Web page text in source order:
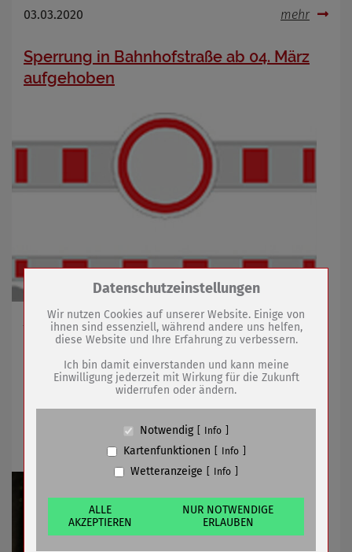
03.03.2020 mehr
Sperrung in Bahnhofstraße ab 04. März
aufgehoben
Am 05. und 06. März Sperrung im Bereich Parkweg
03.03.2020 mehr
Amtszeit 2020-2022 gesucht
Zum Betrieb der Seite notwendige Cookies /
Name
PHP Session Cookie
Anbieter
Eigentümer dieser Website (Wenko-
Wenselaar GmbH & Co. KG)
Absicherung Kontaktformular / SPAM
Cookiespeicherung Entscheidungscookie
Anbieter
Eigentümer dieser Website (Wenko-
Wenselaar GmbH & Co. KG)
Zweck
Speichert die Einstellungen der Besucher
bezüglich der Speicherung von Cookies.
Datenschutzeinstellungen
Wir nutzen Cookies auf unserer Website. Einige von
ihnen sind essenziell, während andere uns helfen,
diese Website und Ihre Erfahrung zu verbessern.
Ich bin damit einverstanden und kann meine
Einwilligung jederzeit mit Wirkung für die Zukunft
widerrufen oder ändern.
Notwendig Info
Kartenfunktionen Info
Wetteranzeige Info
ALLE
AKZEPTIEREN
NUR NOTWENDIGE
ERLAUBEN